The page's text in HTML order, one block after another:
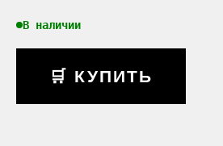
В наличии
🛒 КУПИТЬ